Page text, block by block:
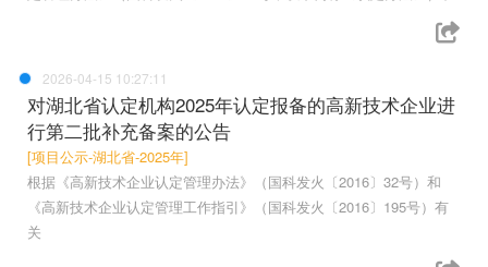
2026-04-15 10:27:11
对湖北省认定机构2025年认定报备的高新技术企业进
行第二批补充备案的公告
[项目公示-湖北省-2025年]
根据《高新技术企业认定管理办法》（国科发火〔2016〕32号）和
《高新技术企业认定管理工作指引》（国科发火〔2016〕195号）有
关